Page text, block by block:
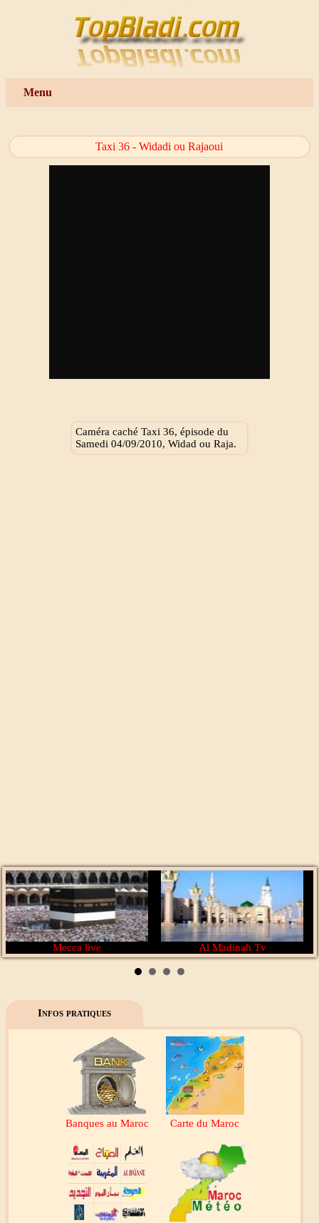
Menu
Taxi 36 - Widadi ou Rajaoui
Caméra caché Taxi 36, épisode du
Samedi 04/09/2010, Widad ou Raja.
Mecca live Al Madinah Tv
Infos pratiques
Banques au Maroc Carte du Maroc